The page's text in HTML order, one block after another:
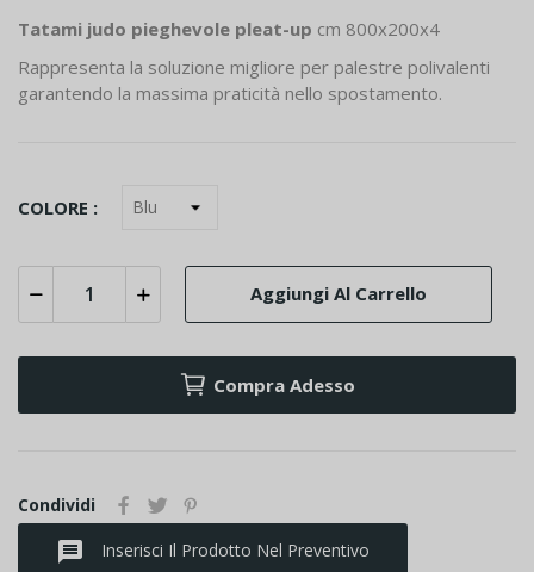
Tatami judo pieghevole pleat-up cm 800x200x4
Rappresenta la soluzione migliore per palestre polivalenti
garantendo la massima praticità nello spostamento.
COLORE :
Aggiungi Al Carrello
Compra Adesso
Condividi
message Inserisci Il Prodotto Nel Preventivo